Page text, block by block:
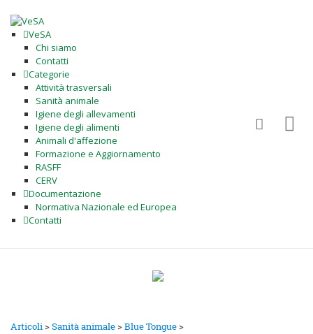
VeSA
Chi siamo
Contatti
Categorie
Attività trasversali
Sanità animale
Igiene degli allevamenti
Igiene degli alimenti
Animali d'affezione
Formazione e Aggiornamento
RASFF
CERV
Documentazione
Normativa Nazionale ed Europea
Contatti
Articoli>Sanità animale>Blue Tongue>